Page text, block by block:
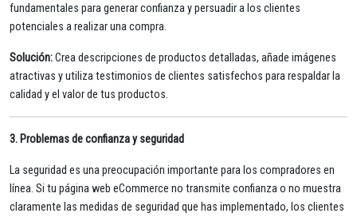
fundamentales para generar confianza y persuadir a los clientes
potenciales a realizar una compra.
Solución:Crea descripciones de productos detalladas, añade imágenes
atractivas y utiliza testimonios de clientes satisfechos para respaldar la
calidad y el valor de tus productos.
3. Problemas de confianza y seguridad
La seguridad es una preocupación importante para los compradores en
línea. Si tu página web eCommerce no transmite confianza o no muestra
claramente las medidas de seguridad que has implementado, los clientes